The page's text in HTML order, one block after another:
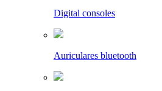
Digital consoles
Auriculares bluetooth